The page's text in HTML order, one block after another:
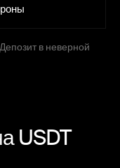
в неверной
USDT